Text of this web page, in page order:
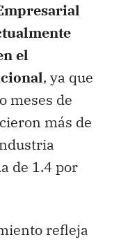
el
, ya que
meses de
más de
de 1.4 por
refleja